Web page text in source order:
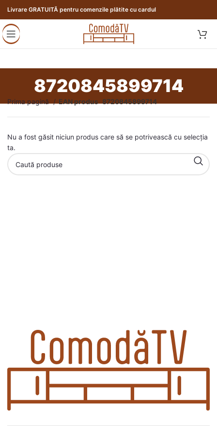
Livrare GRATUITĂ pentru comenzile plătite cu cardul
8720845899714
Prima pagină EAN produs 8720845899714
Nu a fost găsit niciun produs care să se potrivească cu selecția
ta.